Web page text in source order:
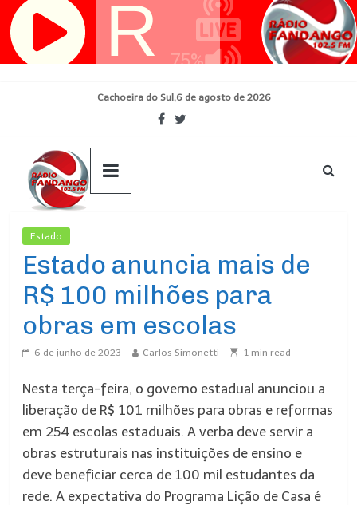
Pular
para
Cachoeira do Sul,6 de agosto de 2026
Estado
Estado anuncia mais de
R$ 100 milhões para
obras em escolas
6 de junho de 2023 Carlos Simonetti 1 min read
Nesta terça-feira, o governo estadual anunciou a
liberação de R$ 101 milhões para obras e reformas
em 254 escolas estaduais. A verba deve servir a
obras estruturais nas instituições de ensino e
deve beneficiar cerca de 100 mil estudantes da
rede. A expectativa do Programa Lição de Casa é